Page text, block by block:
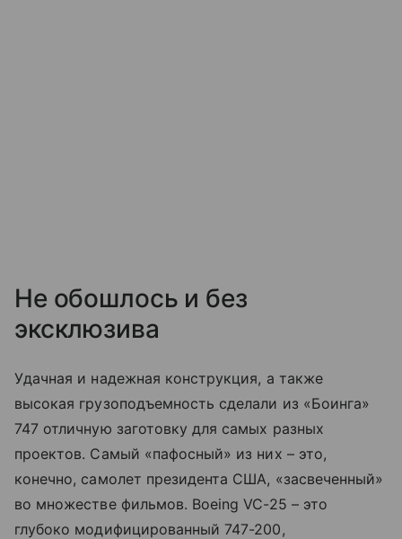
Не обошлось и без
эксклюзива
Удачная и надежная конструкция, а также
высокая грузоподъемность сделали из «Боинга»
747 отличную заготовку для самых разных
проектов. Самый «пафосный» из них – это,
конечно, самолет президента США, «засвеченный»
во множестве фильмов. Boeing VC-25 – это
глубоко модифицированный 747-200,